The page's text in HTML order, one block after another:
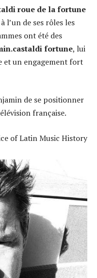
roue de la fortune
l’un de ses rôles les
ont été des
fortune, lui
et un engagement fort
de se positionner
française.
of Latin Music History